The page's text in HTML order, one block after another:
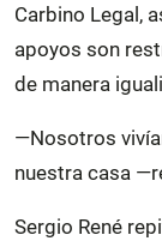
Carbino Legal,
apoyos son
de manera
—Nosotros
nuestra casa
Sergio René